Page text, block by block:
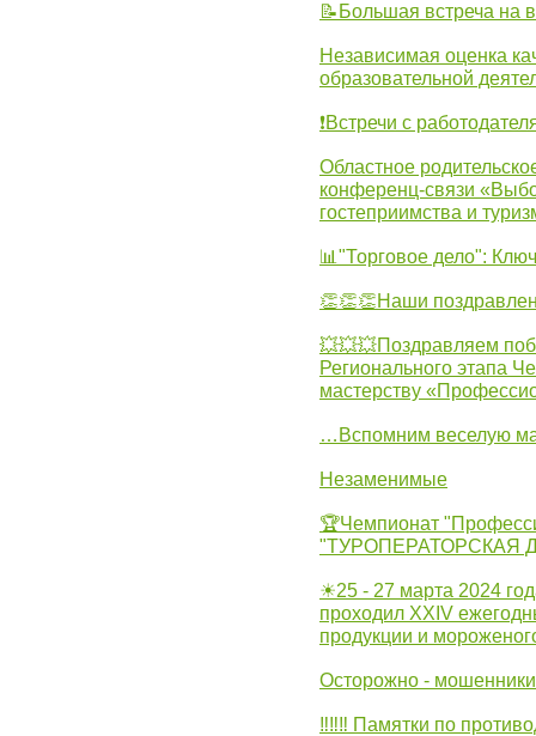
📝Большая встреча на
Независимая оценка
образовательной
❗Встречи с
Областное
конференц-связи
гостеприимства и
📊"Торговое дело":
👏👏👏Наши
💥💥💥Поздравляем
Регионального этапа
мастерству
…Вспомним веселую
Незаменимые
🏆Чемпионат
"ТУРОПЕРАТОРСКАЯ
☀25 - 27 марта 2024
проходил XXIV
продукции и
Осторожно -
‼‼‼ Памятки по